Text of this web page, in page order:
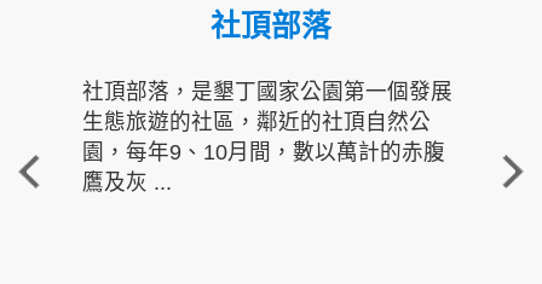
社頂部落
社頂部落，是墾丁國家公園第一個發展
生態旅遊的社區，鄰近的社頂自然公
園，每年9、10月間，數以萬計的赤腹
鷹及灰 ...
重
走進